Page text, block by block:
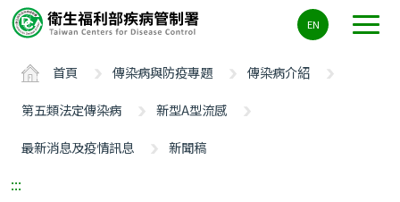
要
ALT+C
EN
首頁 傳染病與防疫專題
傳染病介紹
第五類法定傳染病
新型A型流感
最新消息及疫情訊息
新聞稿
:::